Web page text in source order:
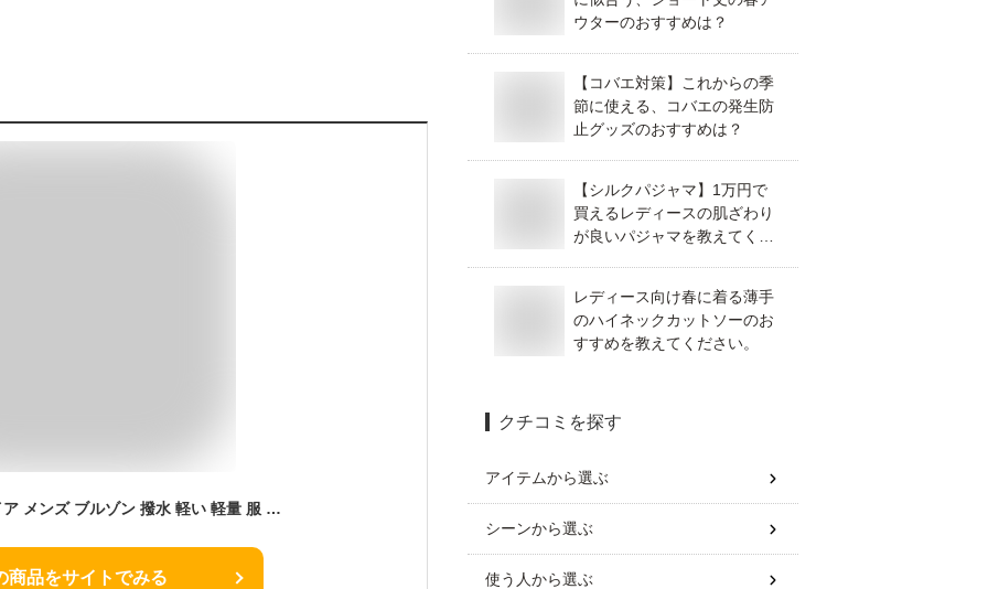
[INSPIRE] インスパイア メンズ ブルゾン 撥水 軽い 軽量 服 春 夏 秋 花粉 アウター 40代 50代 60代 70代 カジュアル 男性 父の日 おしゃれ ギフト プレゼント 05cLグレー LL
商品をサイトでみる
ウターのおすすめは？
【コバエ対策】これからの季
節に使える、コバエの発生防
止グッズのおすすめは？
【シルクパジャマ】1万円で
買えるレディースの肌ざわり
が良いパジャマを教えてくだ
レディース向け春に着る薄手
のハイネックカットソーのお
すすめを教えてください。
クチコミを探す
アイテムから選ぶ
シーンから選ぶ
使う人から選ぶ